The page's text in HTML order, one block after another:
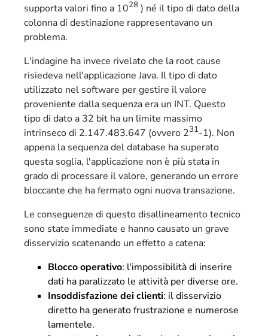
supporta valori fino a 1028 ) né il tipo di dato della
colonna di destinazione rappresentavano un
problema.
L'indagine ha invece rivelato che la root cause
risiedeva nell'applicazione Java. Il tipo di dato
utilizzato nel software per gestire il valore
proveniente dalla sequenza era un INT. Questo
tipo di dato a 32 bit ha un limite massimo
intrinseco di 2.147.483.647 (ovvero 231-1). Non
appena la sequenza del database ha superato
questa soglia, l'applicazione non è più stata in
grado di processare il valore, generando un errore
bloccante che ha fermato ogni nuova transazione.
Le conseguenze di questo disallineamento tecnico
sono state immediate e hanno causato un grave
disservizio scatenando un effetto a catena:
Blocco operativo: l'impossibilità di inserire
dati ha paralizzato le attività per diverse ore.
Insoddisfazione dei clienti: il disservizio
diretto ha generato frustrazione e numerose
lamentele.